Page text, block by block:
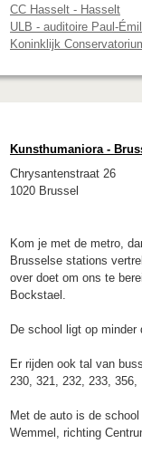
CC Hasselt - Hasselt
ULB - auditoire Paul-
Koninklijk
Kunsthumaniora -
Chrysantenstraat 26
1020 Brussel
Kom je met de metro,
Brusselse stations
over doet om ons te
Bockstael.
De school ligt op
Er rijden ook tal van
230, 321, 232, 233,
Met de auto is de
Wemmel, richting